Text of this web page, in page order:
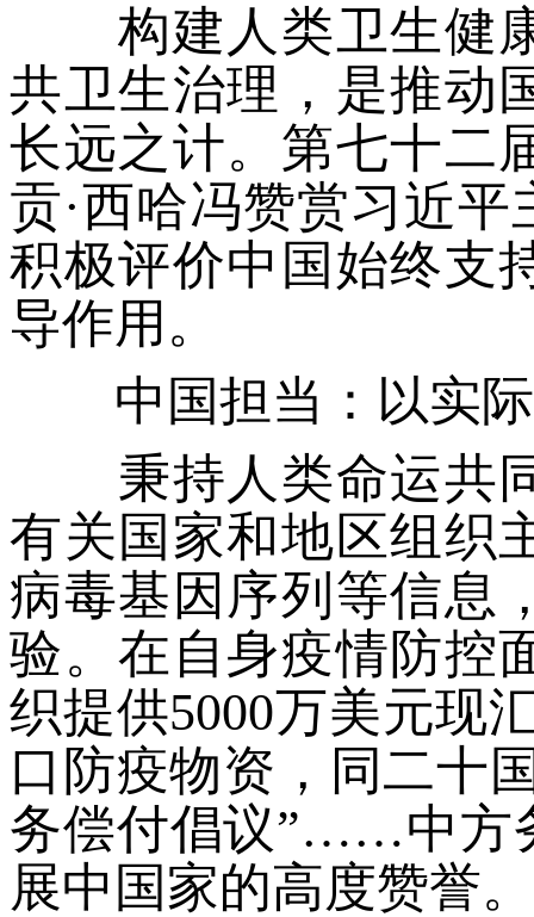
构建人类卫生健康
共卫生治理，是推动
长远之计。第七十二
贡·西哈冯赞赏习近
积极评价中国始终支
导作用。
中国担当：以实际
秉持人类命运共同
有关国家和地区组织
病毒基因序列等信息
验。在自身疫情防控
织提供5000万美元现
口防疫物资，同二十
务偿付倡议”……中方
展中国家的高度赞誉。